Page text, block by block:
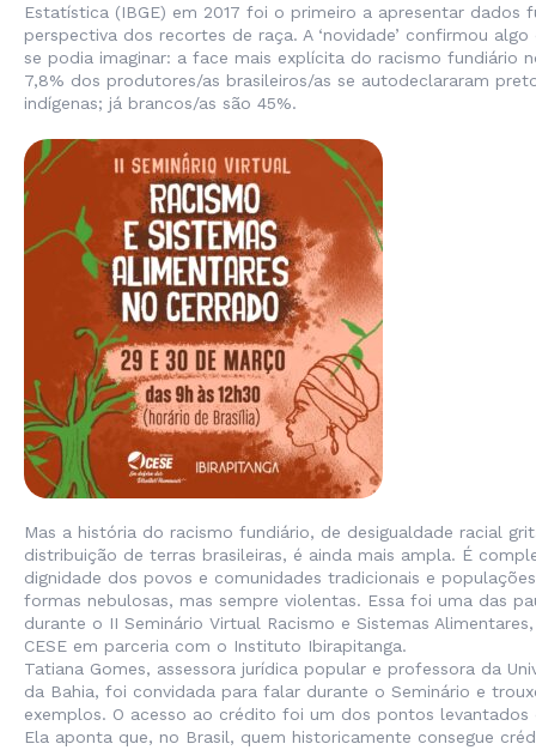
Estatística (IBGE) em 2017 foi o primeiro a apresentar dados
perspectiva dos recortes de raça. A ‘novidade’ confirmou
se podia imaginar: a face mais explícita do racismo fundiário
7,8% dos produtores/as brasileiros/as se autodeclararam
indígenas; já brancos/as são 45%.
Mas a história do racismo fundiário, de desigualdade racial
distribuição de terras brasileiras, é ainda mais ampla. É
dignidade dos povos e comunidades tradicionais e
formas nebulosas, mas sempre violentas. Essa foi uma das
durante o II Seminário Virtual Racismo e Sistemas
CESE em parceria com o Instituto Ibirapitanga.
Tatiana Gomes, assessora jurídica popular e professora da
da Bahia, foi convidada para falar durante o Seminário e
exemplos. O acesso ao crédito foi um dos pontos
Ela aponta que, no Brasil, quem historicamente consegue